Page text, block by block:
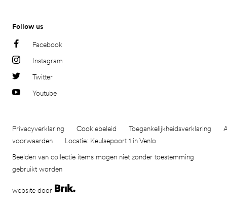
Follow us
Facebook
Instagram
Twitter
Youtube
Privacyverklaring Cookiebeleid Toegankelijkheidsverklaring
voorwaarden
Locatie: Keulsepoort 1 in Venlo
Beelden van collectie items mogen niet zonder toestemming
gebruikt worden
website door